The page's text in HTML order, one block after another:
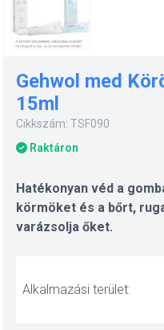
Gehwol med
15ml
Cikkszám: TSF090
Raktáron
Hatékonyan véd a
körmöket és a bőrt,
varázsolja őket.
Alkalmazási terület: